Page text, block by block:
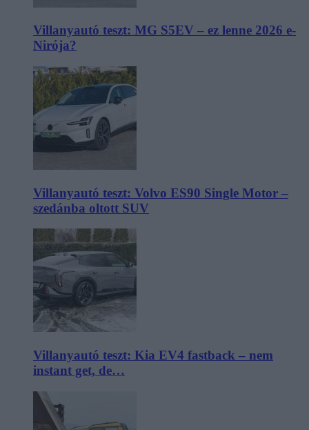
Villanyautó teszt: MG S5EV – ez lenne 2026 e-
Nirója?
Villanyautó teszt: Volvo ES90 Single Motor –
szedánba oltott SUV
Villanyautó teszt: Kia EV4 fastback – nem
instant get, de…